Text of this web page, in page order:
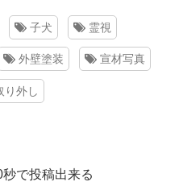
子犬 霊視
外壁塗装 宣材写真
り外し
で投稿出来る